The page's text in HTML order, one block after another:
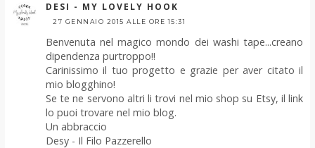
DESI - MY LOVELY HOOK
27 GENNAIO 2015 ALLE ORE 15:31
Benvenuta nel magico mondo dei washi tape...creano
dipendenza purtroppo!!
Carinissimo il tuo progetto e grazie per aver citato il
mio blogghino!
Se te ne servono altri li trovi nel mio shop su Etsy, il link
lo puoi trovare nel mio blog.
Un abbraccio
Desy - Il Filo Pazzerello